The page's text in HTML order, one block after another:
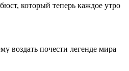
который теперь каждое утро
воздать почести легенде мира